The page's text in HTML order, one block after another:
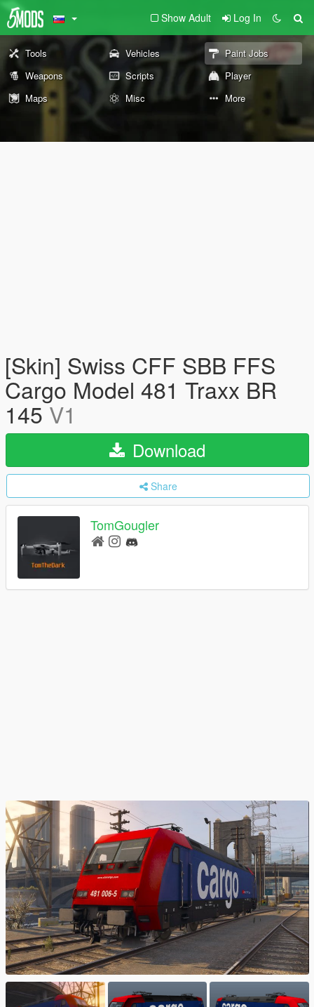
Show Adult Log In
Tools Vehicles
Paint Jobs
Weapons
Scripts
Player
Maps
Misc More
[Skin] Swiss CFF SBB FFS
Cargo Model 481 Traxx BR
145V1
Download
Share
TomGougler